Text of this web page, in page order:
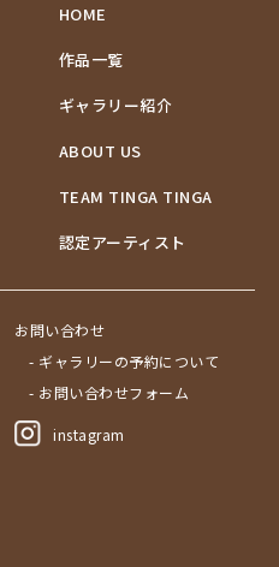
HOME
作品一覧
ギャラリー紹介
ABOUT US
TEAM TINGA TINGA
認定アーティスト
お問い合わせ
- ギャラリーの予約について
- お問い合わせフォーム
instagram